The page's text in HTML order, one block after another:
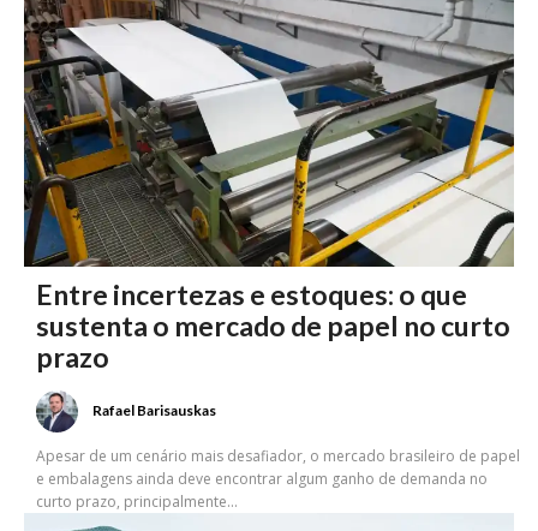
Entre incertezas e estoques: o que
sustenta o mercado de papel no curto
prazo
Rafael Barisauskas
Apesar de um cenário mais desafiador, o mercado brasileiro de papel
e embalagens ainda deve encontrar algum ganho de demanda no
curto prazo, principalmente...